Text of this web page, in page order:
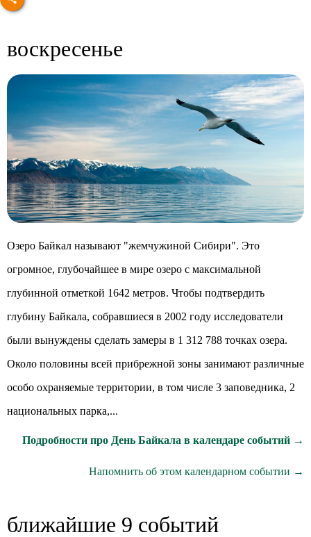
воскресенье
Озеро Байкал называют "жемчужиной Сибири". Это
огромное, глубочайшее в мире озеро с максимальной
глубинной отметкой 1642 метров. Чтобы подтвердить
глубину Байкала, собравшиеся в 2002 году исследователи
были вынуждены сделать замеры в 1 312 788 точках озера.
Около половины всей прибрежной зоны занимают различные
особо охраняемые территории, в том числе 3 заповедника, 2
национальных парка,...
Подробности про День Байкала в календаре событий →
Напомнить об этом календарном событии →
ближайшие 9 событий